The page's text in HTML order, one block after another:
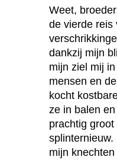
Weet,
de vierde reis
dankzij mijn
mijn ziel mij
mensen en
kocht
ze in balen
prachtig
mijn